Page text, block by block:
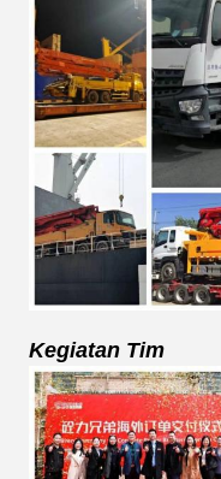
Kegiatan Tim